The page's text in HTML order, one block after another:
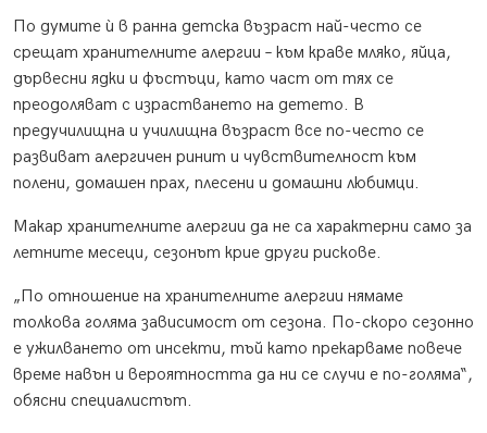
По думите ѝ в ранна детска възраст най-често се
срещат хранителните алергии – към краве мляко, яйца,
дървесни ядки и фъстъци, като част от тях се
преодоляват с израстването на детето. В
предучилищна и училищна възраст все по-често се
развиват алергичен ринит и чувствителност към
полени, домашен прах, плесени и домашни любимци.
Макар хранителните алергии да не са характерни само за
летните месеци, сезонът крие други рискове.
„По отношение на хранителните алергии нямаме
толкова голяма зависимост от сезона. По-скоро сезонно
е ужилването от инсекти, тъй като прекарваме повече
време навън и вероятността да ни се случи е по-голяма“,
обясни специалистът.